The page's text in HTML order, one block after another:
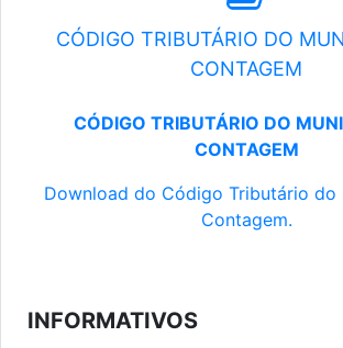
CÓDIGO TRIBUTÁRIO DO
CONTAGEM
CÓDIGO TRIBUTÁRIO DO
CONTAGEM
Download do Código Tributário do
Contagem.
INFORMATIVOS